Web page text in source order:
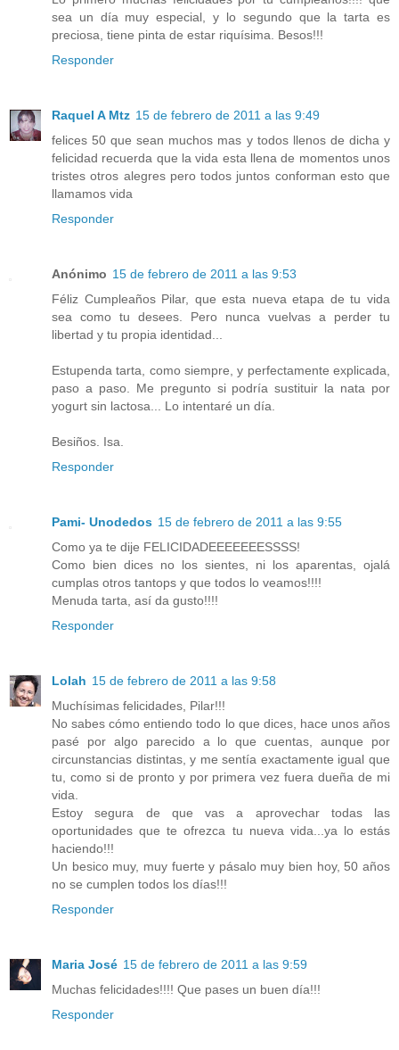
sea un día muy especial, y lo segundo que la tarta es
preciosa, tiene pinta de estar riquísima. Besos!!!
Responder
Raquel A Mtz 15 de febrero de 2011 a las 9:49
felices 50 que sean muchos mas y todos llenos de dicha y
felicidad recuerda que la vida esta llena de momentos unos
tristes otros alegres pero todos juntos conforman esto que
llamamos vida
Responder
Anónimo 15 de febrero de 2011 a las 9:53
Féliz Cumpleaños Pilar, que esta nueva etapa de tu vida
sea como tu desees. Pero nunca vuelvas a perder tu
libertad y tu propia identidad...
Estupenda tarta, como siempre, y perfectamente explicada,
paso a paso. Me pregunto si podría sustituir la nata por
yogurt sin lactosa... Lo intentaré un día.
Besiños. Isa.
Responder
Pami- Unodedos 15 de febrero de 2011 a las 9:55
Como ya te dije FELICIDADEEEEEEESSSS!
Como bien dices no los sientes, ni los aparentas, ojalá
cumplas otros tantops y que todos lo veamos!!!!
Menuda tarta, así da gusto!!!!
Responder
Lolah 15 de febrero de 2011 a las 9:58
Muchísimas felicidades, Pilar!!!
No sabes cómo entiendo todo lo que dices, hace unos años
pasé por algo parecido a lo que cuentas, aunque por
circunstancias distintas, y me sentía exactamente igual que
tu, como si de pronto y por primera vez fuera dueña de mi
vida.
Estoy segura de que vas a aprovechar todas las
oportunidades que te ofrezca tu nueva vida...ya lo estás
haciendo!!!
Un besico muy, muy fuerte y pásalo muy bien hoy, 50 años
no se cumplen todos los días!!!
Responder
Maria José 15 de febrero de 2011 a las 9:59
Muchas felicidades!!!! Que pases un buen día!!!
Responder